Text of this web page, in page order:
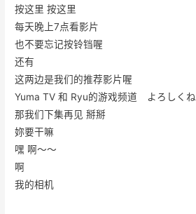
按这里 按这里
每天晚上7点看影片
也不要忘记按铃铛喔
还有
这两边是我们的推荐影片喔
Yuma TV 和 Ryu的游戏频道 よろしくね
那我们下集再见 掰掰
妳要干嘛
嘿 啊～～
啊
我的相机